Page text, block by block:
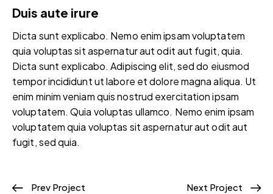
Duis aute irure
Dicta sunt explicabo. Nemo enim ipsam voluptatem
quia voluptas sit aspernatur aut odit aut fugit, quia.
Dicta sunt explicabo. Adipiscing elit, sed do eiusmod
tempor incididunt ut labore et dolore magna aliqua. Ut
enim minim veniam quis nostrud exercitation ipsam
voluptatem. Quia voluptas ullamco. Nemo enim ipsam
voluptatem quia voluptas sit aspernatur aut odit aut
fugit, sed quia.
Prev Project Next Project